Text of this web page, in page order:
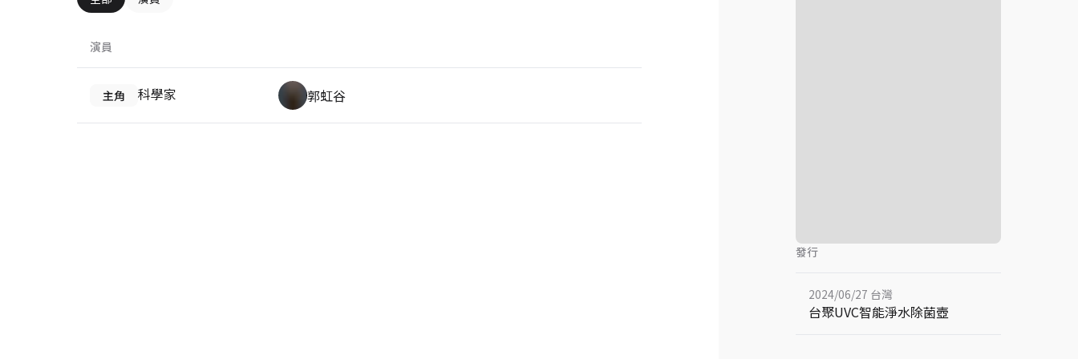
演員
主角 科學家 郭虹谷
發行
2024/06/27 台灣
台聚UVC智能淨水除菌壺